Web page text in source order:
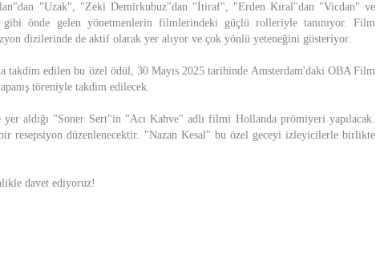
"Uzak", "Zeki Demirkubuz"dan "İtiraf", "Erden Kıral"dan "Vicdan" ve
önde gelen yönetmenlerin filmlerindeki güçlü rolleriyle tanınıyor. Film
dizilerinde de aktif olarak yer alıyor ve çok yönlü yeteneğini gösteriyor.
takdim edilen bu özel ödül, 30 Mayıs 2025 tarihinde Amsterdam'daki OBA Film
töreniyle takdim edilecek.
yer aldığı "Soner Sert"in "Acı Kahve" adlı filmi Hollanda prömiyeri yapılacak.
resepsiyon düzenlenecektir. "Nazan Kesal" bu özel geceyi izleyicilerle birlikte
davet ediyoruz!